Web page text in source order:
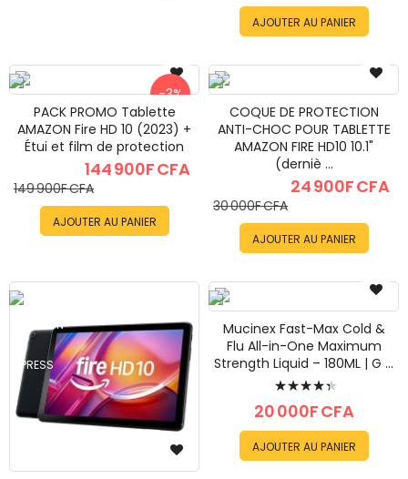
AJOUTER AU PANIER
-3%
PACK PROMO Tablette
AMAZON Fire HD 10 (2023) +
Étui et film de protection
144 900F CFA
149 900F CFA
AJOUTER AU PANIER
COQUE DE PROTECTION
ANTI-CHOC POUR TABLETTE
AMAZON FIRE HD10 10.1"
(derniè ...
24 900F CFA
30 000F CFA
AJOUTER AU PANIER
Mucinex Fast-Max Cold &
Flu All-in-One Maximum
Strength Liquid – 180ML | G ...
Évaluation:
90%
20 000F CFA
AJOUTER AU PANIER